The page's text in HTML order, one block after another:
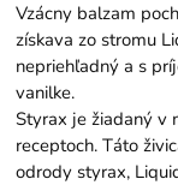
Vzácny balzam
získava zo stromu
nepriehľadný a s
vanilke.
Styrax je žiadaný v
receptoch. Táto
odrody styrax,